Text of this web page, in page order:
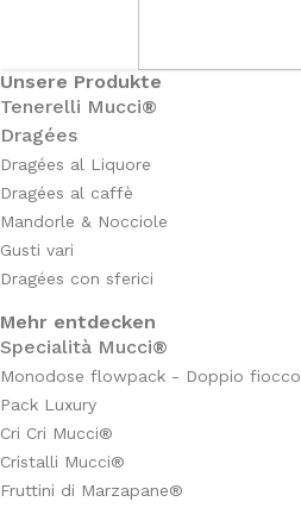
Unsere Produkte
Tenerelli Mucci®
Dragées
Dragées al Liquore
Dragées al caffè
Mandorle & Nocciole
Gusti vari
Dragées con sferici
Mehr entdecken
Specialità Mucci®
Monodose flowpack - Doppio fiocco
Pack Luxury
Cri Cri Mucci®
Cristalli Mucci®
Fruttini di Marzapane®